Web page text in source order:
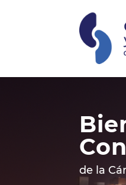
de la